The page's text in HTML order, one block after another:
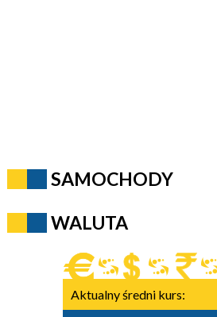
SAMOCHODY
WALUTA
Aktualny średni kurs: